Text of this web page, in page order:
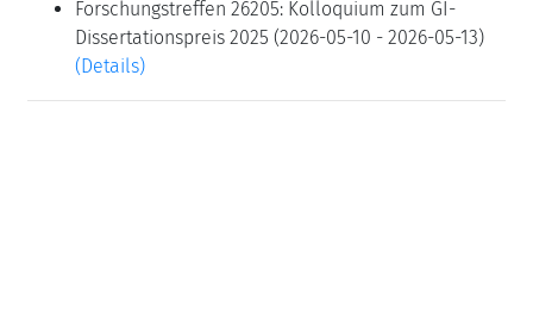
Forschungstreffen 26205: Kolloquium zum GI-
Dissertationspreis 2025 (2026-05-10 - 2026-05-13)
(Details)